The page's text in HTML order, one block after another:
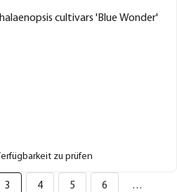
cultivars 'Blue Wonder'
zu prüfen
3 4 5 6 …